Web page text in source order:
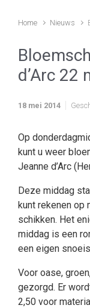
Home Nieuws
d’Arc 22
18 mei 2014
Op
kunt u weer
Jeanne d’Arc
Deze middag
kunt rekenen op
schikken. Het
middag is een
een eigen
Voor oase,
gezorgd. Er
2,50 voor